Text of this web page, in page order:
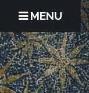
MENU